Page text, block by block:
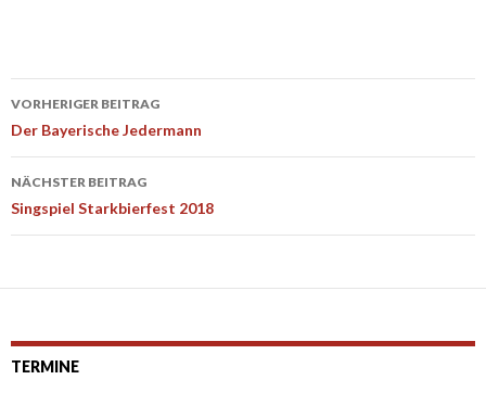
Beitrags-
Navigation
VORHERIGER BEITRAG
Der Bayerische Jedermann
NÄCHSTER BEITRAG
Singspiel Starkbierfest 2018
TERMINE